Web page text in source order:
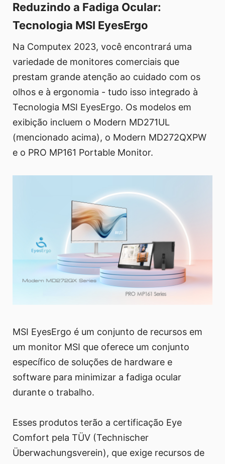
Reduzindo a Fadiga Ocular:
Tecnologia MSI EyesErgo
Na Computex 2023, você encontrará uma
variedade de monitores comerciais que
prestam grande atenção ao cuidado com os
olhos e à ergonomia - tudo isso integrado à
Tecnologia MSI EyesErgo. Os modelos em
exibição incluem o Modern MD271UL
(mencionado acima), o Modern MD272QXPW
e o PRO MP161 Portable Monitor.
MSI EyesErgo é um conjunto de recursos em
um monitor MSI que oferece um conjunto
específico de soluções de hardware e
software para minimizar a fadiga ocular
durante o trabalho.
Esses produtos terão a certificação Eye
Comfort pela TÜV (Technischer
Überwachungsverein), que exige recursos de